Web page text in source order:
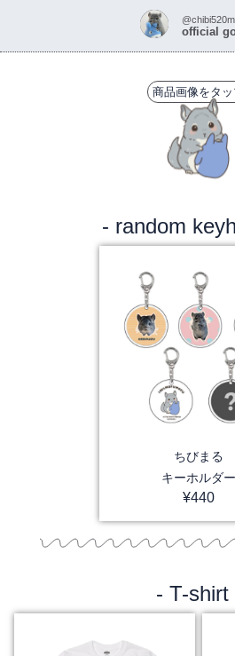
official
商品画像をタ
- random
ちびまる
キーホルダー
¥440
- T-shirt